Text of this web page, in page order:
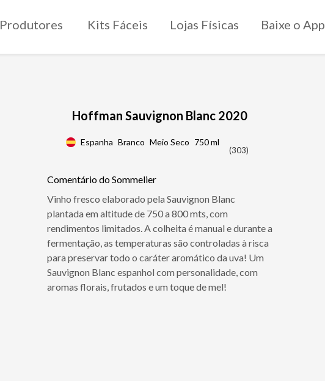
Produtores Kits Fáceis Lojas Físicas Baixe o App
Hoffman Sauvignon Blanc 2020
Espanha Branco Meio Seco 750 ml
(303)
Comentário do Sommelier
Vinho fresco elaborado pela Sauvignon Blanc
plantada em altitude de 750 a 800 mts, com
rendimentos limitados. A colheita é manual e durante a
fermentação, as temperaturas são controladas à risca
para preservar todo o caráter aromático da uva! Um
Sauvignon Blanc espanhol com personalidade, com
aromas florais, frutados e um toque de mel!